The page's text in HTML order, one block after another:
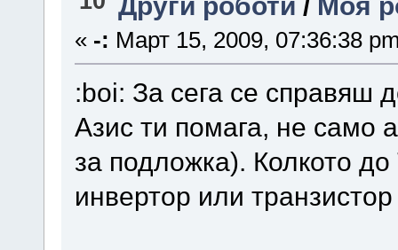
« -: Март 15, 2009, 07:36:38
:boi: За сега се справяш
Азис ти помага, не само
за подложка). Колкото
инвертор или